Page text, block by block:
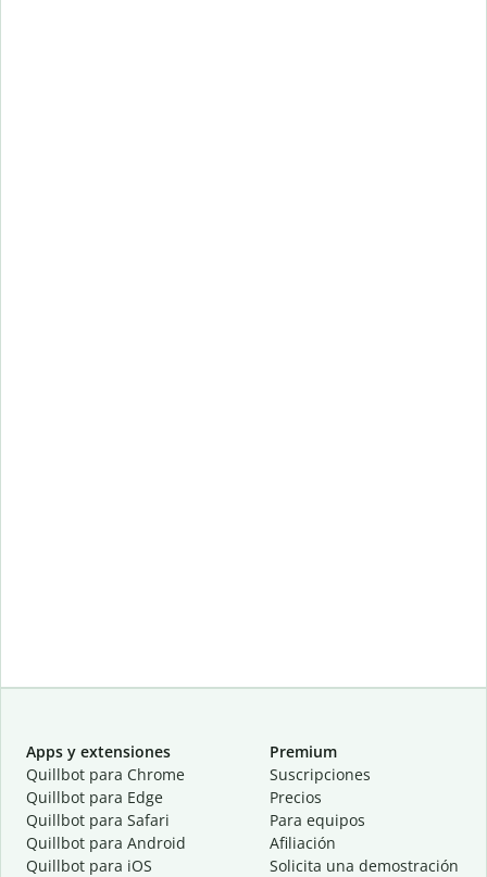
Apps y extensiones
Quillbot para Chrome
Quillbot para Edge
Quillbot para Safari
Quillbot para Android
Quillbot para iOS
Premium
Suscripciones
Precios
Para equipos
Afiliación
Solicita una demostración